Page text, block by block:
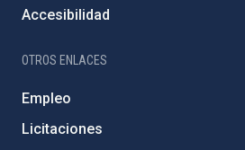
Accesibilidad
OTROS ENLACES
Empleo
Licitaciones